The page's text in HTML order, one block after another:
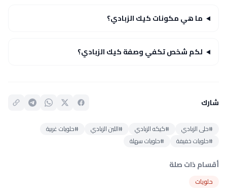
ما هي مكونات كيك الزبادي؟
لكم شخص تكفي وصفة كيك الزبادي؟
شارك
#حلى الزبادي #كيكه الزبادي #اللبن الزبادي
#حلويات غربية
#حلويات خفيفة
#حلويات سهلة
أقسام ذات صلة
حلويات